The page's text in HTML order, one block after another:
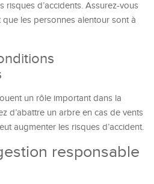
risques d’accidents. Assurez-vous
les personnes alentour sont à
un rôle important dans la
d’abattre un arbre en cas de vents
augmenter les risques d’accident.
responsable